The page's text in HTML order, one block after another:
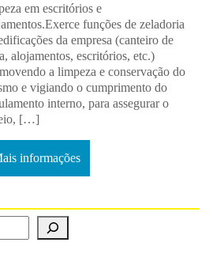
em escritórios e
funções de zeladoria
da empresa (canteiro de
alojamentos, escritórios, etc.)
a limpeza e conservação do
e vigiando o cumprimento do
interno, para assegurar o
[…]
informações